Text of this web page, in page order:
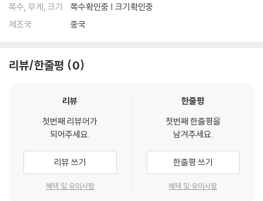
쪽수, 무게, 크기
쪽수확인중 | 크기확인중
제조국
중국
리뷰/한줄평 0
리뷰
첫번째 리뷰어가
되어주세요.
리뷰 쓰기
혜택 및 유의사항
한줄평
첫번째 한줄평을
남겨주세요.
한줄평 쓰기
혜택 및 유의사항